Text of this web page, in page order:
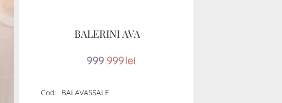
BALERINI AVA
999 999lei
Cod:
BALAVA5SALE